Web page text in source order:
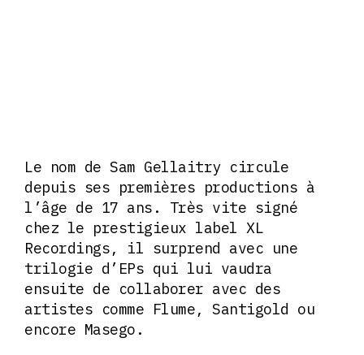
Le nom de Sam Gellaitry circule
depuis ses premières productions à
l’âge de 17 ans. Très vite signé
chez le prestigieux label XL
Recordings, il surprend avec une
trilogie d’EPs qui lui vaudra
ensuite de collaborer avec des
artistes comme Flume, Santigold ou
encore Masego.